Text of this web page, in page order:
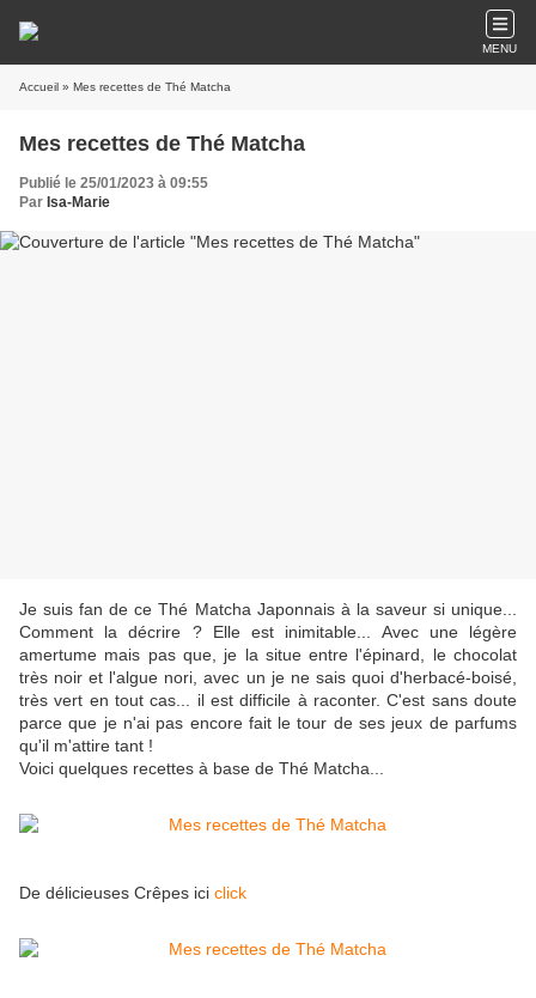
MENU
Accueil » Mes recettes de Thé Matcha
Mes recettes de Thé Matcha
Publié le 25/01/2023 à 09:55
Par Isa-Marie
Je suis fan de ce Thé Matcha Japonnais à la saveur si unique...
Comment la décrire ? Elle est inimitable... Avec une légère
amertume mais pas que, je la situe entre l'épinard, le chocolat
très noir et l'algue nori, avec un je ne sais quoi d'herbacé-boisé,
très vert en tout cas... il est difficile à raconter. C'est sans doute
parce que je n'ai pas encore fait le tour de ses jeux de parfums
qu'il m'attire tant !
Voici quelques recettes à base de Thé Matcha...
De délicieuses Crêpes ici click